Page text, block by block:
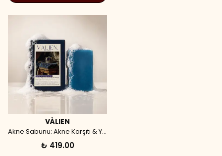
VÀLIEN
Akne Sabunu: Akne Karşıtı & Yatıştırıcı Sabun (90 gr)
₺ 419.00